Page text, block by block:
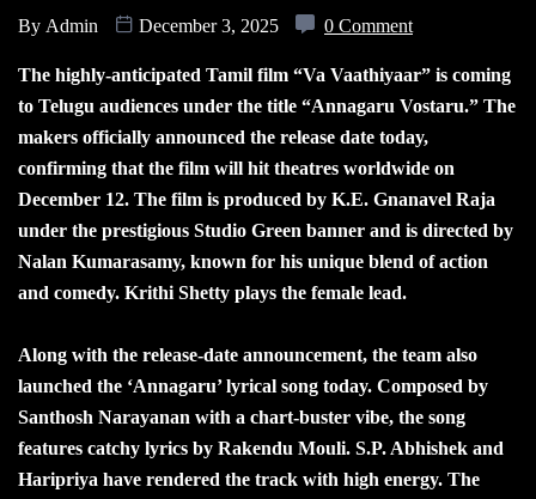
By Admin December 3, 2025 0 Comment
The highly-anticipated Tamil film “Va Vaathiyaar” is coming
to Telugu audiences under the title “Annagaru Vostaru.” The
makers officially announced the release date today,
confirming that the film will hit theatres worldwide on
December 12. The film is produced by K.E. Gnanavel Raja
under the prestigious Studio Green banner and is directed by
Nalan Kumarasamy, known for his unique blend of action
and comedy. Krithi Shetty plays the female lead.
Along with the release-date announcement, the team also
launched the ‘Annagaru’ lyrical song today. Composed by
Santhosh Narayanan with a chart-buster vibe, the song
features catchy lyrics by Rakendu Mouli. S.P. Abhishek and
Haripriya have rendered the track with high energy. The